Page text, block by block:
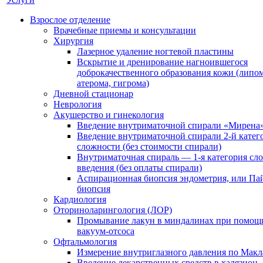
Взрослое отделение
Врачебные приемы и консультации
Хирургия
Лазерное удаление ногтевой пластины
Вскрытие и дренирование нагноившегося
доброкачественного образования кожи
атерома, гигрома)
Дневной стационар
Неврология
Акушерство и гинекология
Введение внутриматочной спирали
Введение внутриматочной спирали 2-й
сложности (без стоимости спирали)
Внутриматочная спираль — 1-я категория
введения (без оплаты спирали)
Аспирационная биопсия эндометрия, или
биопсия
Кардиология
Оториноларингология (ЛОР)
Промывание лакун в миндалинах при
вакуум-отсоса
Офтальмология
Измерение внутриглазного давления по